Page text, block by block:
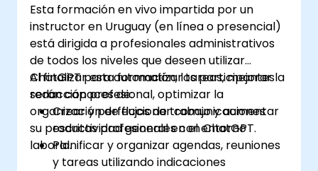
Esta formación en vivo impartida por un
instructor en Uruguay (en línea o presencial)
está dirigida a profesionales administrativos
de todos los niveles que deseen utilizar
ChatGPT para automatizar tareas, mejorar la
redacción profesional, optimizar la
organización de flujos de trabajo y aumentar
su productividad general en el entorno
laboral.
Al finalizar esta formación, los participantes
serán capaces de:
Crear y perfeccionar comunicaciones
escritas profesionales con ChatGPT.
Planificar y organizar agendas, reuniones
y tareas utilizando indicaciones